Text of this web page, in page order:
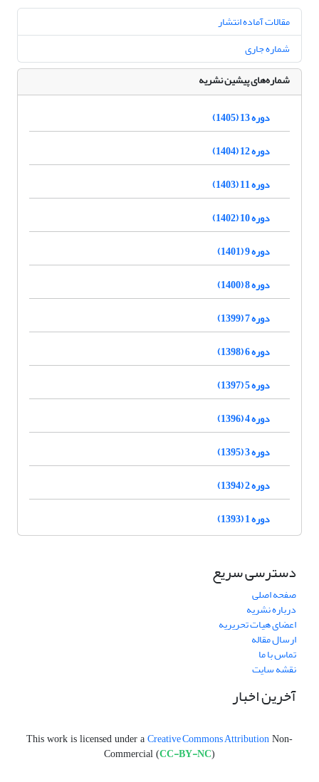
مقالات آماده انتشار
شماره جاری
شماره‌های پیشین نشریه
دوره 13 (1405)
دوره 12 (1404)
دوره 11 (1403)
دوره 10 (1402)
دوره 9 (1401)
دوره 8 (1400)
دوره 7 (1399)
دوره 6 (1398)
دوره 5 (1397)
دوره 4 (1396)
دوره 3 (1395)
دوره 2 (1394)
دوره 1 (1393)
دسترسی سریع
صفحه اصلی
درباره نشریه
اعضای هیات تحریریه
ارسال مقاله
تماس با ما
نقشه سایت
آخرین اخبار
This work is licensed under a Creative Commons Attribution Non-
Commercial (CC-BY-NC)